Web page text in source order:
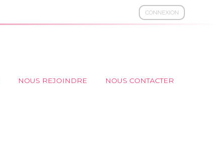
CONNEXION
NOUS REJOINDRE NOUS CONTACTER